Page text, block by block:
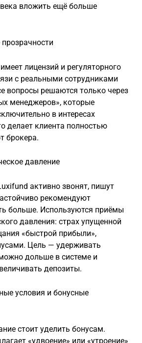
вложить ещё больше
прозрачности
лицензий и регуляторного
с реальными сотрудниками
вопросы решаются только через
менеджеров», которые
в интересах
делает клиента полностью
брокера.
давление
активно звонят, пишут
рекомендуют
больше. Используются приёмы
давления: страх упущенной
«быстрой прибыли»,
Цель — удерживать
дольше в системе и
депозиты.
условия и бонусные
стоит уделить бонусам.
«удвоение» или «утроение»